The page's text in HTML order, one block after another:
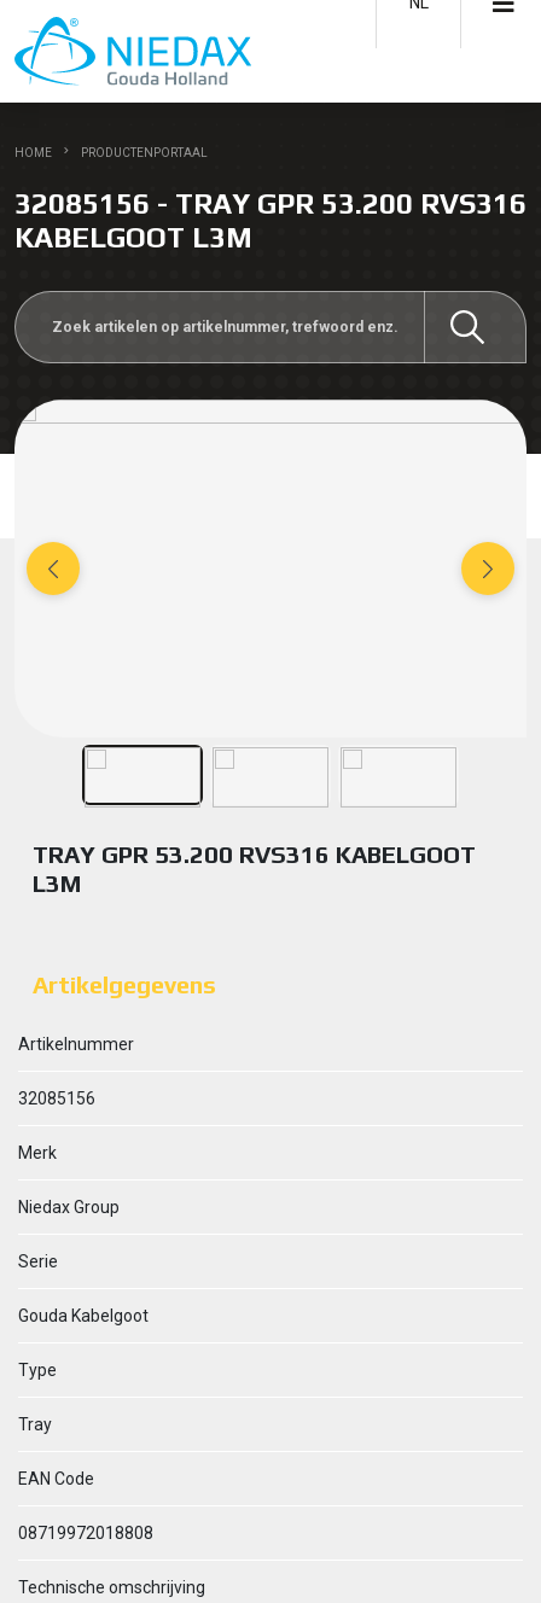
HOME PRODUCTENPORTAAL
32085156 - TRAY GPR 53.200 RVS316
KABELGOOT L3M
TRAY GPR 53.200 RVS316 KABELGOOT
L3M
Artikelgegevens
Artikelnummer
32085156
Merk
Niedax Group
Serie
Gouda Kabelgoot
Type
Tray
EAN Code
08719972018808
Technische omschrijving